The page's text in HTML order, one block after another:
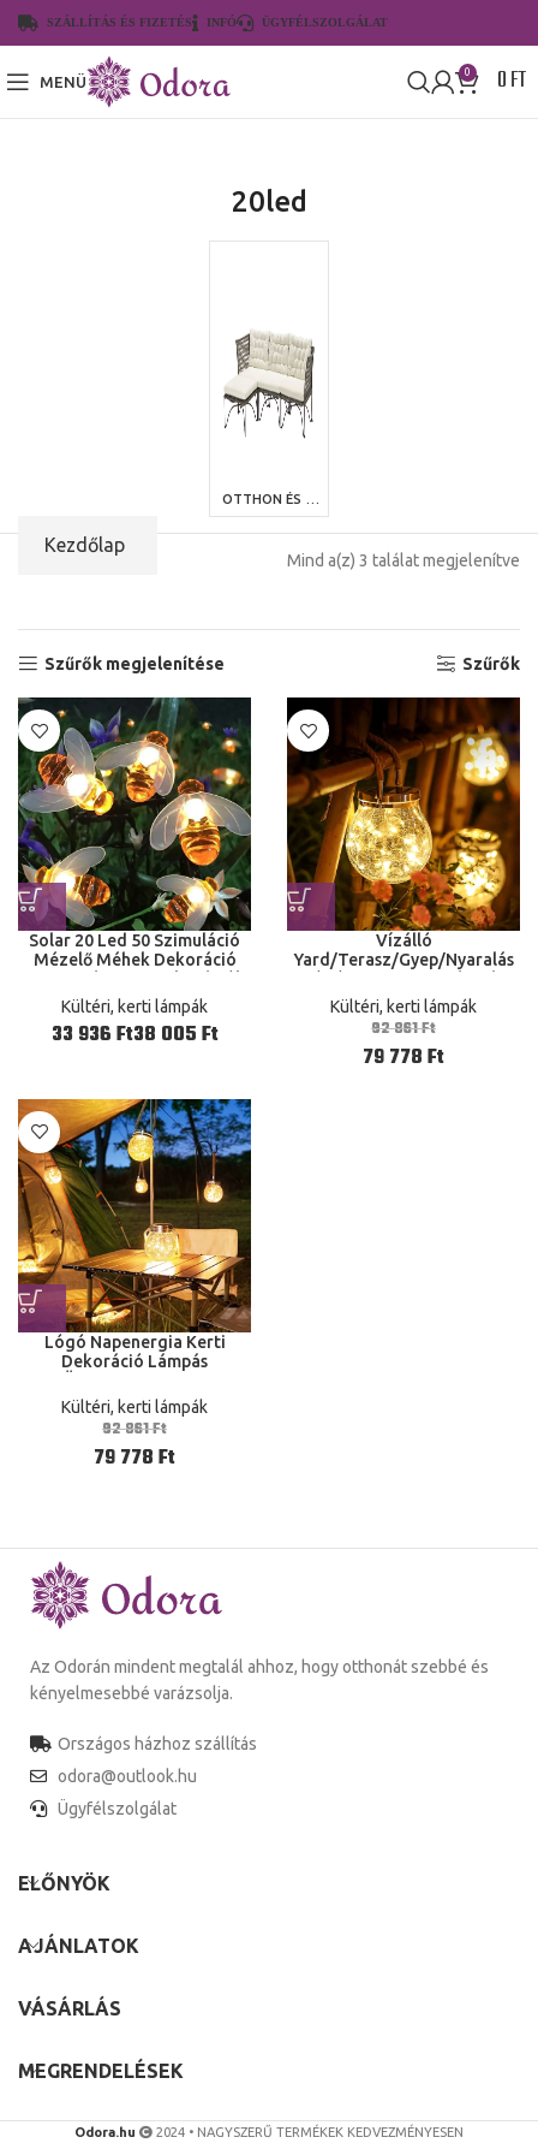
SZÁLLÍTÁS ÉS FIZETÉS INFÓ ÜGYFÉLSZOLGÁLAT
MENÜ
0 0FT
20led
Kezdőlap
Mind a(z) 3 találat megjelenítve
Szűrők megjelenítése Szűrők
Solar 20 Led 50 Szimuláció
Mézelő Méhek Dekoráció
Meleg Fehér
Kültéri, kerti lámpák
Ft Ft
Vízálló
Yard/Terasz/Gyep/Nyaralás
Pattogó Üveggömb 20 Led
Kültéri, kerti lámpák
92 861Ft
79 778Ft
Lógó Napenergia Kerti
Dekoráció Lámpás
Yard/Terasz/Gyep/Nyaralás
Kültéri, kerti lámpák
92 861Ft
79 778Ft
Az Odorán mindent megtalál ahhoz, hogy otthonát szebbé és
kényelmesebbé varázsolja.
Országos házhoz szállítás
odora@outlook.hu
Ügyfélszolgálat
ELŐNYÖK
AJÁNLATOK
VÁSÁRLÁS
MEGRENDELÉSEK
Odora.hu 2024 • NAGYSZERŰ TERMÉKEK KEDVEZMÉNYESEN